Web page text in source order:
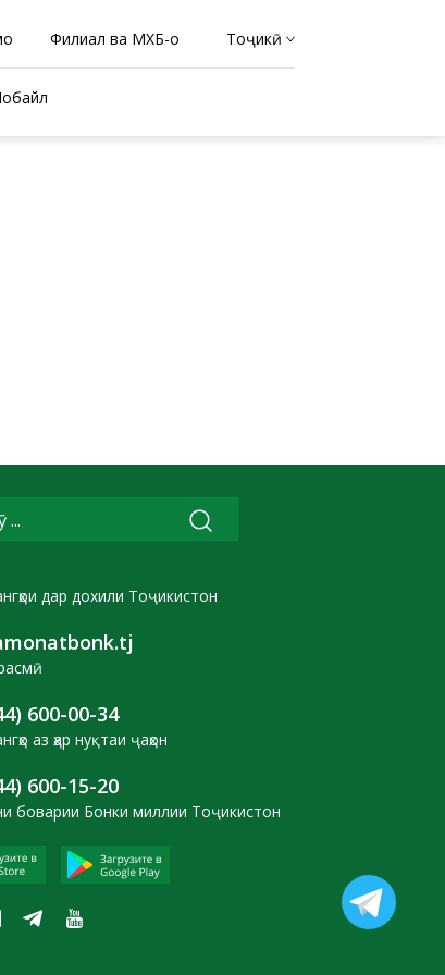
Филиал ва МХБ-ҳо Тоҷикӣ
дар дохили Тоҷикистон
600-00-34
аз ҳар нуқтаи ҷаҳон
600-15-20
боварии Бонки миллии Тоҷикистон